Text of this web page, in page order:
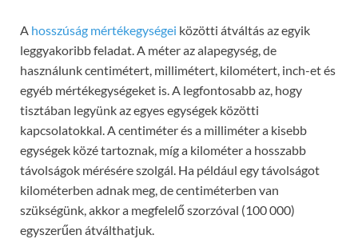
A hosszúság mértékegységei közötti átváltás az egyik
leggyakoribb feladat. A méter az alapegység, de
használunk centimétert, millimétert, kilométert, inch-et és
egyéb mértékegységeket is. A legfontosabb az, hogy
tisztában legyünk az egyes egységek közötti
kapcsolatokkal. A centiméter és a milliméter a kisebb
egységek közé tartoznak, míg a kilométer a hosszabb
távolságok mérésére szolgál. Ha például egy távolságot
kilométerben adnak meg, de centiméterben van
szükségünk, akkor a megfelelő szorzóval (100 000)
egyszerűen átválthatjuk.